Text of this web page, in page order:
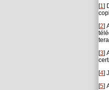
[1]
[2]
[3]
[4]
[5]